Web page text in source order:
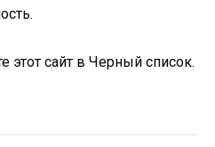
этот сайт в Черный список.